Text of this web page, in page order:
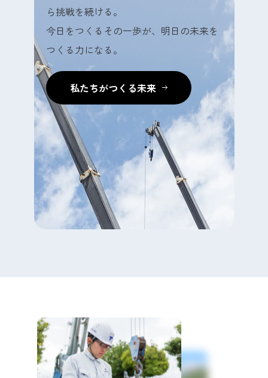
ら挑戦を続ける。
今日をつくるその一歩が、明日の未来を
つくる力になる。
私たちがつくる未来